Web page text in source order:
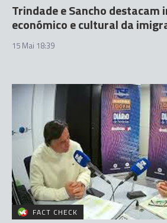
Trindade e Sancho destacam
económico e cultural da
15 Mai 18:39
FACT CHECK